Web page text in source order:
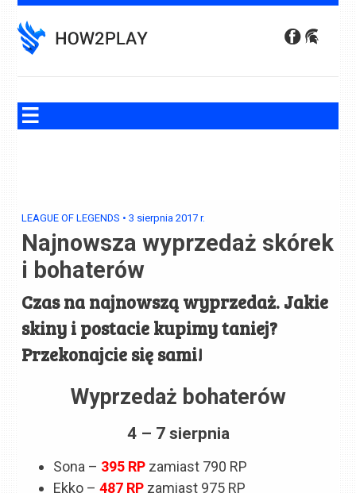
to
content
LEAGUE OF LEGENDS •3 sierpnia 2017 r.
Najnowsza wyprzedaż skórek
i bohaterów
Czas na najnowszą wyprzedaż. Jakie
skiny i postacie kupimy taniej?
Przekonajcie się sami!
Wyprzedaż bohaterów
4 – 7 sierpnia
Sona – 395 RP zamiast 790 RP
Ekko –487 RP zamiast 975 RP